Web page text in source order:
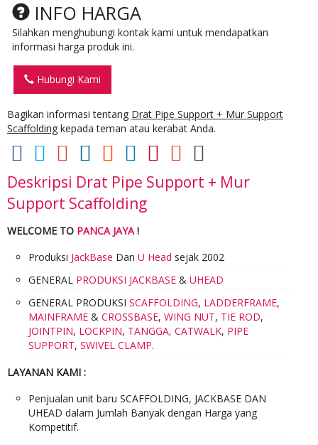
INFO HARGA
Silahkan menghubungi kontak kami untuk mendapatkan
informasi harga produk ini.
Hubungi Kami
Bagikan informasi tentang Drat Pipe Support + Mur Support
Scaffolding kepada teman atau kerabat Anda.
Deskripsi Drat Pipe Support + Mur
Support Scaffolding
WELCOME TO PANCA JAYA!
Produksi JackBase Dan U Head sejak 2002
GENERAL PRODUKSI JACKBASE & UHEAD
GENERAL PRODUKSI SCAFFOLDING, LADDERFRAME,
MAINFRAME & CROSSBASE, WING NUT, TIE ROD,
JOINTPIN, LOCKPIN, TANGGA, CATWALK, PIPE
SUPPORT, SWIVEL CLAMP.
LAYANAN KAMI :
Penjualan unit baru SCAFFOLDING, JACKBASE DAN
UHEAD dalam Jumlah Banyak dengan Harga yang
Kompetitif.